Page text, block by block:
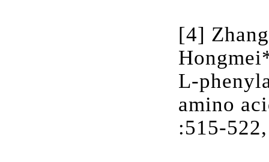
[4]
L-
amino
:515-